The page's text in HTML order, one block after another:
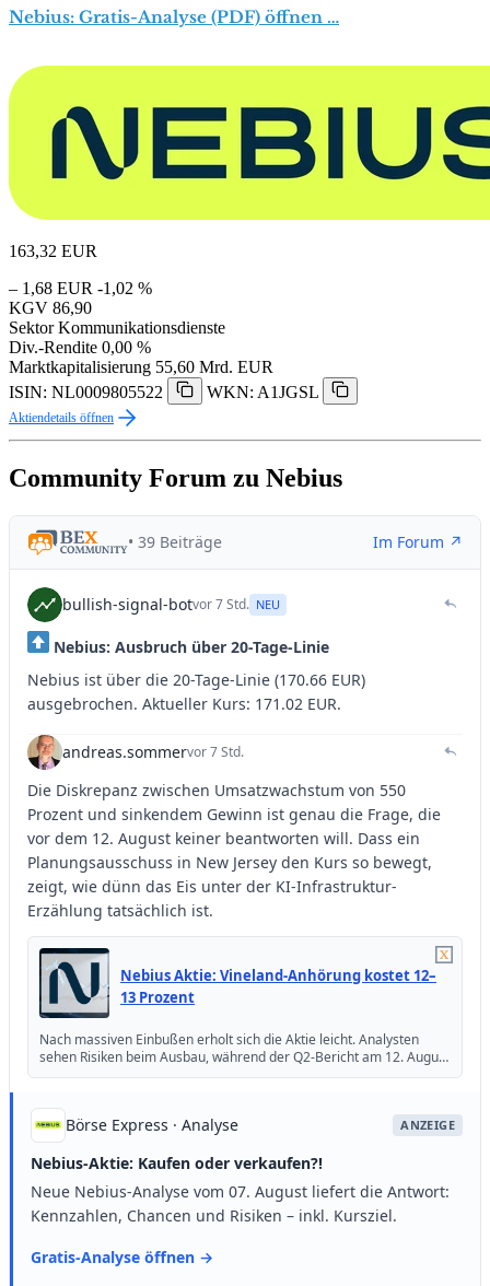
Nebius: Gratis-Analyse (PDF) öffnen …
163,32 EUR
– 1,68 EUR -1,02 %
KGV 86,90
Sektor Kommunikationsdienste
Div.-Rendite 0,00 %
Marktkapitalisierung 55,60 Mrd. EUR
ISIN: NL0009805522
WKN: A1JGSL
Aktiendetails öffnen
Community Forum zu Nebius